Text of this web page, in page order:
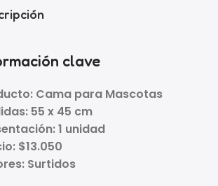
clave
Cama para Mascotas
55 x 45 cm
1 unidad
$13.050
Surtidos